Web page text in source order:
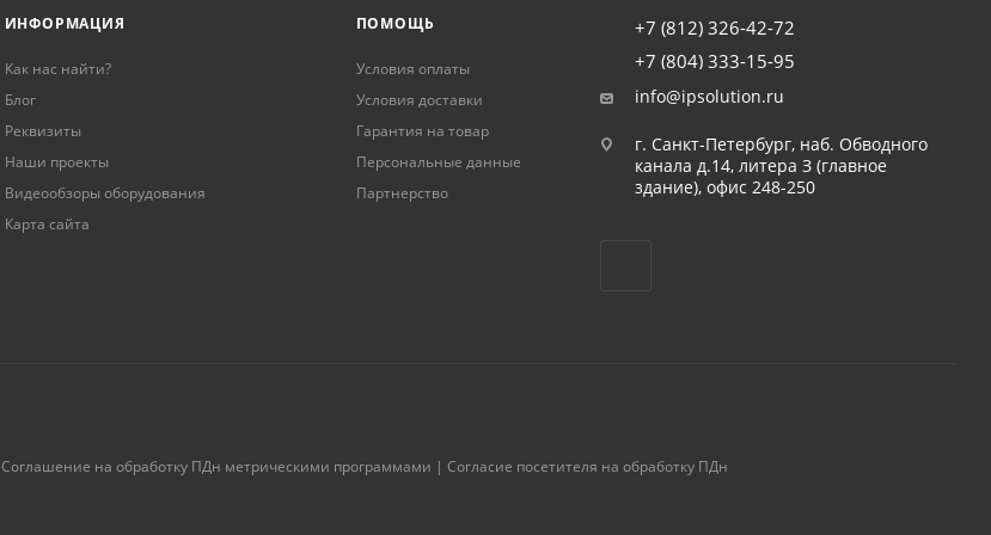
ИНФОРМАЦИЯ
Как нас найти?
Блог
Реквизиты
Наши проекты
Видеообзоры оборудования
Карта сайта
ПОМОЩЬ
Условия оплаты
Условия доставки
Гарантия на товар
Персональные данные
Партнерство
+7 (812) 326-42-72
+7 (804) 333-15-95
info@ipsolution.ru
г. Санкт-Петербург, наб. Обводного
канала д.14, литера З (главное
здание), офис 248-250
Соглашение на обработку ПДн метрическими программами | Согласие посетителя на обработку ПДн